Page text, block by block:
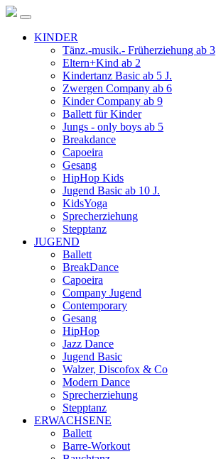
KINDER
Tänz.-musik.- Früherziehung ab 3
Eltern+Kind ab 2
Kindertanz Basic ab 5 J.
Zwergen Company ab 6
Kinder Company ab 9
Ballett für Kinder
Jungs - only boys ab 5
Breakdance
Capoeira
Gesang
HipHop Kids
Jugend Basic ab 10 J.
KidsYoga
Sprecherziehung
Stepptanz
JUGEND
Ballett
BreakDance
Capoeira
Company Jugend
Contemporary
Gesang
HipHop
Jazz Dance
Jugend Basic
Walzer, Discofox & Co
Modern Dance
Sprecherziehung
Stepptanz
ERWACHSENE
Ballett
Barre-Workout